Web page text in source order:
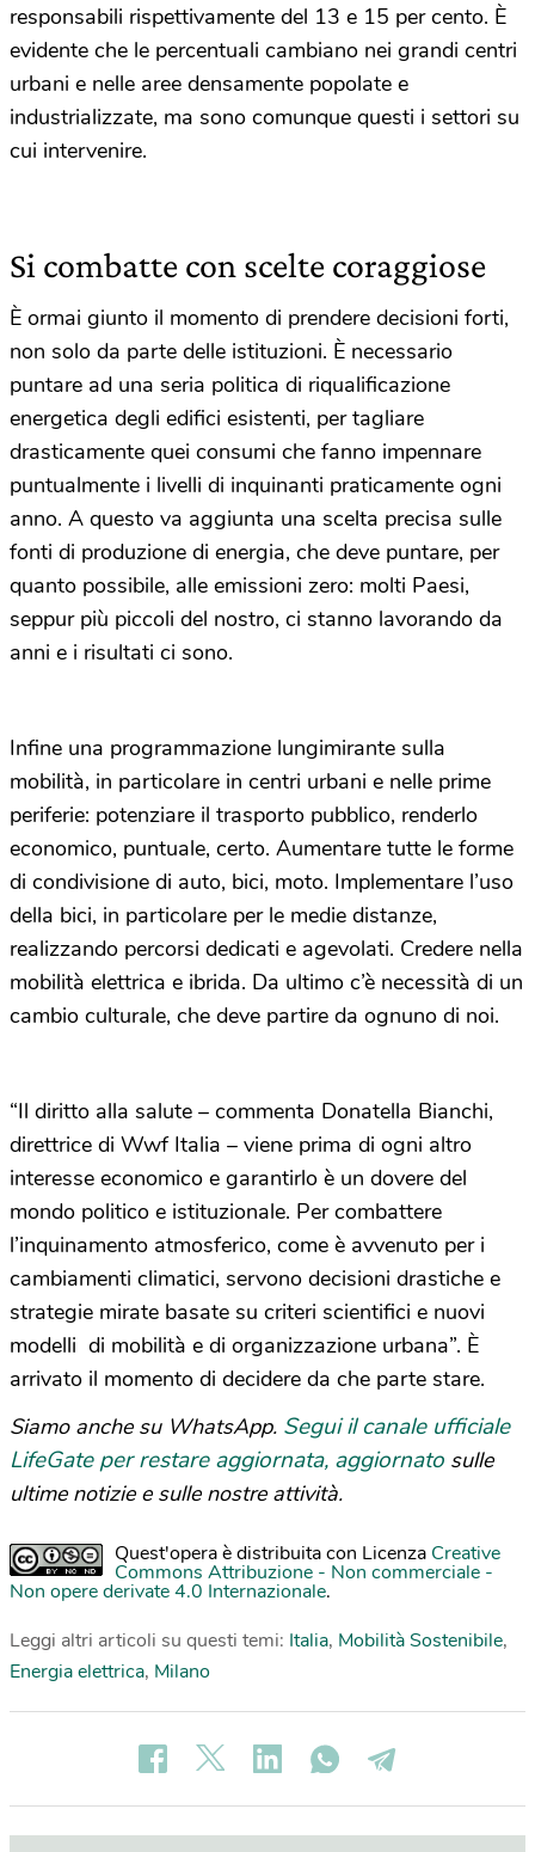
responsabili rispettivamente del 13 e 15 per cento. È
evidente che le percentuali cambiano nei grandi centri
urbani e nelle aree densamente popolate e
industrializzate, ma sono comunque questi i settori su
cui intervenire.
Si combatte con scelte coraggiose
È ormai giunto il momento di prendere decisioni forti,
non solo da parte delle istituzioni. È necessario
puntare ad una seria politica di riqualificazione
energetica degli edifici esistenti, per tagliare
drasticamente quei consumi che fanno impennare
puntualmente i livelli di inquinanti praticamente ogni
anno. A questo va aggiunta una scelta precisa sulle
fonti di produzione di energia, che deve puntare, per
quanto possibile, alle emissioni zero: molti Paesi,
seppur più piccoli del nostro, ci stanno lavorando da
anni e i risultati ci sono.
Infine una programmazione lungimirante sulla
mobilità, in particolare in centri urbani e nelle prime
periferie: potenziare il trasporto pubblico, renderlo
economico, puntuale, certo. Aumentare tutte le forme
di condivisione di auto, bici, moto. Implementare l’uso
della bici, in particolare per le medie distanze,
realizzando percorsi dedicati e agevolati. Credere nella
mobilità elettrica e ibrida. Da ultimo c’è necessità di un
cambio culturale, che deve partire da ognuno di noi.
“Il diritto alla salute – commenta Donatella Bianchi,
direttrice di Wwf Italia – viene prima di ogni altro
interesse economico e garantirlo è un dovere del
mondo politico e istituzionale. Per combattere
l’inquinamento atmosferico, come è avvenuto per i
cambiamenti climatici, servono decisioni drastiche e
strategie mirate basate su criteri scientifici e nuovi
modelli di mobilità e di organizzazione urbana”. È
arrivato il momento di decidere da che parte stare.
Siamo anche su WhatsApp. Segui il canale ufficiale
LifeGate per restare aggiornata, aggiornato sulle
ultime notizie e sulle nostre attività.
Quest'opera è distribuita con Licenza Creative
Commons Attribuzione - Non commerciale -
Non opere derivate 4.0 Internazionale.
Leggi altri articoli su questi temi: Italia, Mobilità Sostenibile,
Energia elettrica, Milano